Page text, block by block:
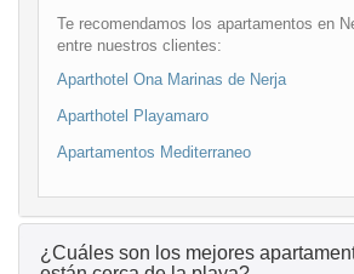
Te recomendamos los apartamentos en
entre nuestros clientes:
Aparthotel Ona Marinas de Nerja
Aparthotel Playamaro
Apartamentos Mediterraneo
¿Cuáles son los mejores